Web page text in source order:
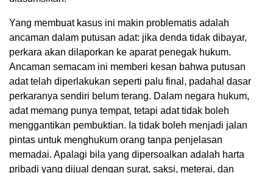
Yang membuat kasus ini makin problematis adalah
ancaman dalam putusan adat: jika denda tidak dibayar,
perkara akan dilaporkan ke aparat penegak hukum.
Ancaman semacam ini memberi kesan bahwa putusan
adat telah diperlakukan seperti palu final, padahal dasar
perkaranya sendiri belum terang. Dalam negara hukum,
adat memang punya tempat, tetapi adat tidak boleh
menggantikan pembuktian. Ia tidak boleh menjadi jalan
pintas untuk menghukum orang tanpa penjelasan
memadai. Apalagi bila yang dipersoalkan adalah harta
pribadi yang dijual dengan surat, saksi, meterai, dan